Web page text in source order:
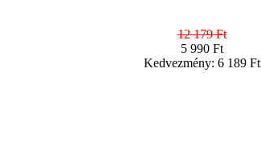
12 179 Ft
5 990 Ft
Kedvezmény: 6 189 Ft